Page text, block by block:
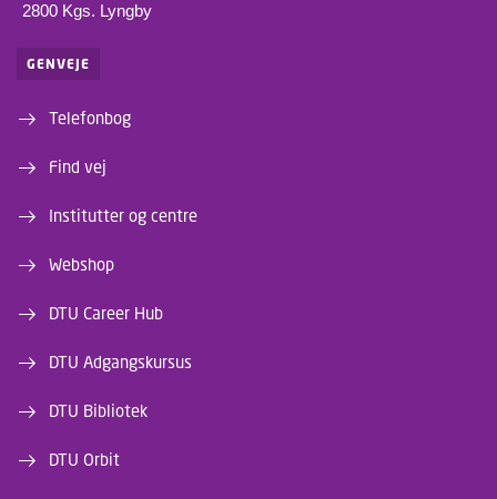
2800 Kgs. Lyngby
GENVEJE
Telefonbog
Find vej
Institutter og centre
Webshop
DTU Career Hub
DTU Adgangskursus
DTU Bibliotek
DTU Orbit